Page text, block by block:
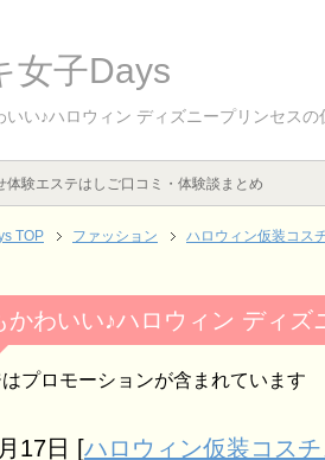
女子Days
いい♪ハロウィン ディズニープリンセスの
体験エステはしご口コミ・体験談まとめ
TOP ファッション ハロウィン仮装コス
かわいい♪ハロウィン ディズ
プロモーションが含まれています
17日 [ハロウィン仮装コス